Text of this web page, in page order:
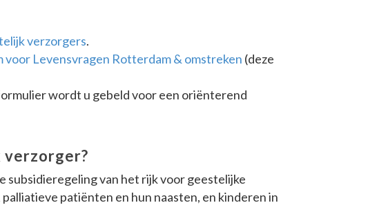
verzorgers.
voor Levensvragen Rotterdam & omstreken (deze
wordt u gebeld voor een oriënterend
verzorger?
subsidieregeling van het rijk voor geestelijke
patiënten en hun naasten, en kinderen in